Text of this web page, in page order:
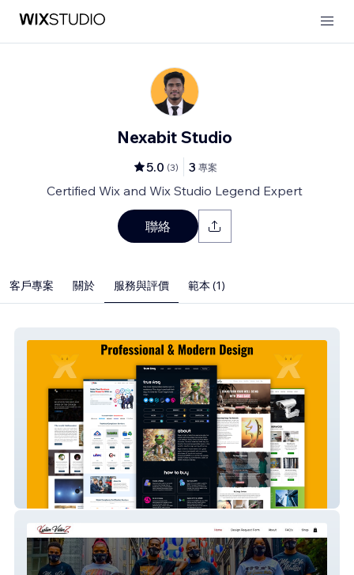
Nexabit Studio
5.0 (3) 3 專案
Certified Wix and Wix Studio Legend Expert
聯絡
客戶專案 關於 服務與評價 範本 (1)
Rass Psychiatry